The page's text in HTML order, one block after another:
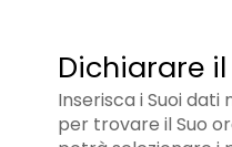
Dichiarare
Inserisca i Suoi
per trovare il Suo